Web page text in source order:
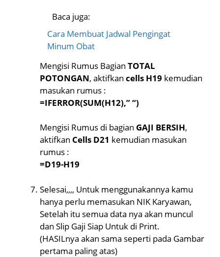
Baca juga:
Cara Membuat Jadwal Pengingat
Minum Obat
Mengisi Rumus Bagian TOTAL
POTONGAN, aktifkan cells H19 kemudian
masukan rumus :
=IFERROR(SUM(H12),” “)
Mengisi Rumus di bagian GAJI BERSIH,
aktifkan Cells D21 kemudian masukan
rumus :
=D19-H19
Selesai,,,, Untuk menggunakannya kamu
hanya perlu memasukan NIK Karyawan,
Setelah itu semua data nya akan muncul
dan Slip Gaji Siap Untuk di Print.
(HASILnya akan sama seperti pada Gambar
pertama paling atas)